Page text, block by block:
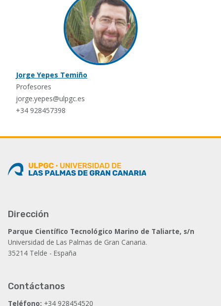
Jorge Yepes Temiño
Profesores
jorge.yepes@ulpgc.es
+34 928457398
Dirección
Parque Científico Tecnológico Marino de Taliarte, s/n
Universidad de Las Palmas de Gran Canaria.
35214 Telde - España
Contáctanos
Teléfono: +34 928454520